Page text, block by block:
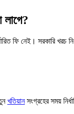
লাগে?
ফি নেই। সরকারি খরচ
খতিয়ানসংগ্রহের সময়